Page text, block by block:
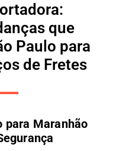
que
Paulo para
de Fretes
para Maranhão